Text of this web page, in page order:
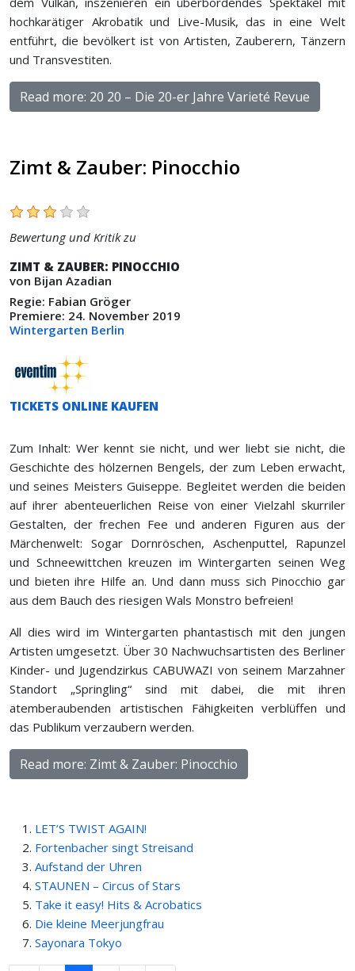
hochkarätiger Akrobatik und Live-Musik, das in eine Welt
entführt, die bevölkert ist von Artisten, Zauberern, Tänzern
und Transvestiten.
Read more: 20 20 – Die 20-er Jahre Varieté Revue
Zimt & Zauber: Pinocchio
Bewertung und Kritik zu
ZIMT & ZAUBER: PINOCCHIO
von Bijan Azadian
Regie: Fabian Gröger
Premiere: 24. November 2019
Wintergarten Berlin
TICKETS ONLINE KAUFEN
Zum Inhalt: Wer kennt sie nicht, und wer liebt sie nicht, die
Geschichte des hölzernen Bengels, der zum Leben erwacht,
und seines Meisters Guiseppe. Begleitet werden die beiden
auf ihrer abenteuerlichen Reise von einer Vielzahl skurriler
Gestalten, der frechen Fee und anderen Figuren aus der
Märchenwelt: Sogar Dornröschen, Aschenputtel, Rapunzel
und Schneewittchen kreuzen im Wintergarten seinen Weg
und bieten ihre Hilfe an. Und dann muss sich Pinocchio gar
aus dem Bauch des riesigen Wals Monstro befreien!
All dies wird im Wintergarten phantastisch mit den jungen
Artisten umgesetzt. Über 30 Nachwuchsartisten des Berliner
Kinder- und Jugendzirkus CABUWAZI von seinem Marzahner
Standort „Springling“ sind mit dabei, die mit ihren
atemberaubenden artistischen Fähigkeiten verblüffen und
das Publikum verzaubern werden.
Read more: Zimt & Zauber: Pinocchio
LET’S TWIST AGAIN!
Fortenbacher singt Streisand
Aufstand der Uhren
STAUNEN – Circus of Stars
Take it easy! Hits & Acrobatics
Die kleine Meerjungfrau
Sayonara Tokyo